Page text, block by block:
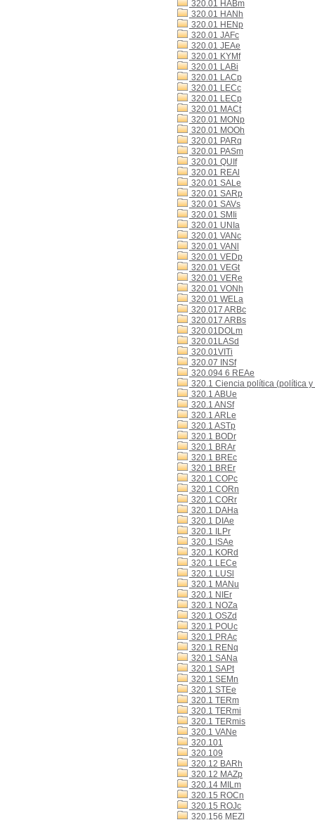
320.01 HABm
320.01 HANh
320.01 HENp
320.01 JAFc
320.01 JEAe
320.01 KYMf
320.01 LABi
320.01 LACp
320.01 LECc
320.01 LECp
320.01 MACt
320.01 MONp
320.01 MOOh
320.01 PARq
320.01 PASm
320.01 QUIf
320.01 REAl
320.01 SALe
320.01 SARp
320.01 SAVs
320.01 SMIi
320.01 UNIa
320.01 VANc
320.01 VANl
320.01 VEDp
320.01 VEGt
320.01 VERe
320.01 VONh
320.01 WELa
320.017 ARBc
320.017 ARBs
320.01DOLm
320.01LASd
320.01VITi
320.07 INSf
320.094 6 REAe
320.1 Ciencia política (política
320.1 ABUe
320.1 ANSf
320.1 ARLe
320.1 ASTp
320.1 BODr
320.1 BRAr
320.1 BREc
320.1 BREr
320.1 COPc
320.1 CORn
320.1 CORr
320.1 DAHa
320.1 DIAe
320.1 ILPr
320.1 ISAe
320.1 KORd
320.1 LECe
320.1 LUSl
320.1 MANu
320.1 NIEr
320.1 NOZa
320.1 OSZd
320.1 POUc
320.1 PRAc
320.1 RENq
320.1 SANa
320.1 SAPt
320.1 SEMn
320.1 STEe
320.1 TERm
320.1 TERmi
320.1 TERmis
320.1 VANe
320.101
320.109
320.12 BARh
320.12 MAZp
320.14 MILm
320.15 ROCn
320.15 ROJc
320.156 MEZl